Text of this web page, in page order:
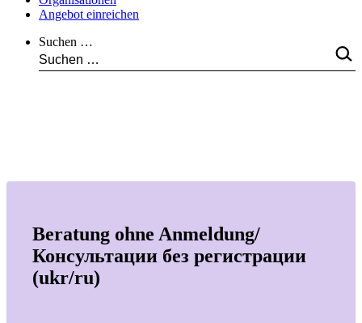
Angebot einreichen
Suchen …
Beratung ohne Anmeldung/
Консультации без регистрации
(ukr/ru)